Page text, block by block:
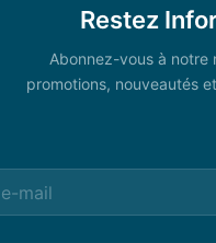
Restez
Abonnez-vous à
promotions, nouveautés